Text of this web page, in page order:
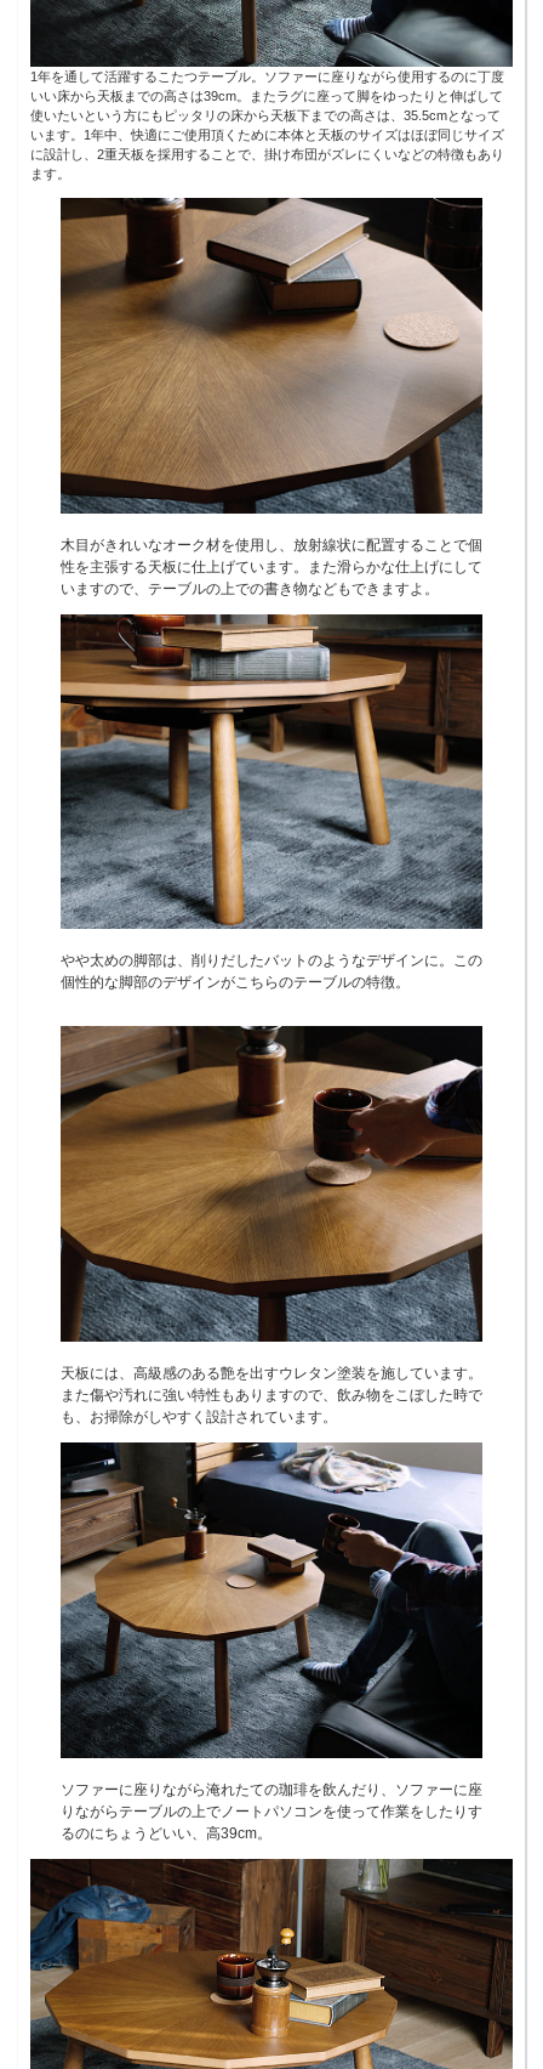
1年を通して活躍するこたつテーブル。ソファーに座りながら使用するのに丁度
いい床から天板までの高さは39cm。またラグに座って脚をゆったりと伸ばして
使いたいという方にもピッタリの床から天板下までの高さは、35.5cmとなって
います。1年中、快適にご使用頂くために本体と天板のサイズはほぼ同じサイズ
に設計し、2重天板を採用することで、掛け布団がズレにくいなどの特徴もあり
ます。
木目がきれいなオーク材を使用し、放射線状に配置することで個
性を主張する天板に仕上げています。また滑らかな仕上げにして
いますので、テーブルの上での書き物などもできますよ。
やや太めの脚部は、削りだしたバットのようなデザインに。この
個性的な脚部のデザインがこちらのテーブルの特徴。
天板には、高級感のある艶を出すウレタン塗装を施しています。
また傷や汚れに強い特性もありますので、飲み物をこぼした時で
も、お掃除がしやすく設計されています。
ソファーに座りながら淹れたての珈琲を飲んだり、ソファーに座
りながらテーブルの上でノートパソコンを使って作業をしたりす
るのにちょうどいい、高39cm。